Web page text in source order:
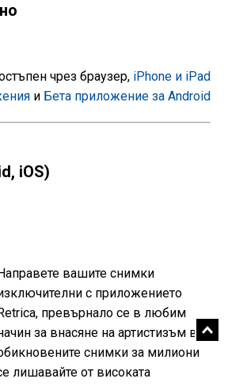
чрез браузер, iPhone и iPad
и Бета приложение за Android
iOS)
вашите снимки
с приложението
превърнало се в любим
за внасяне на артистизъм в
снимки за милиони
лишавайте от високата